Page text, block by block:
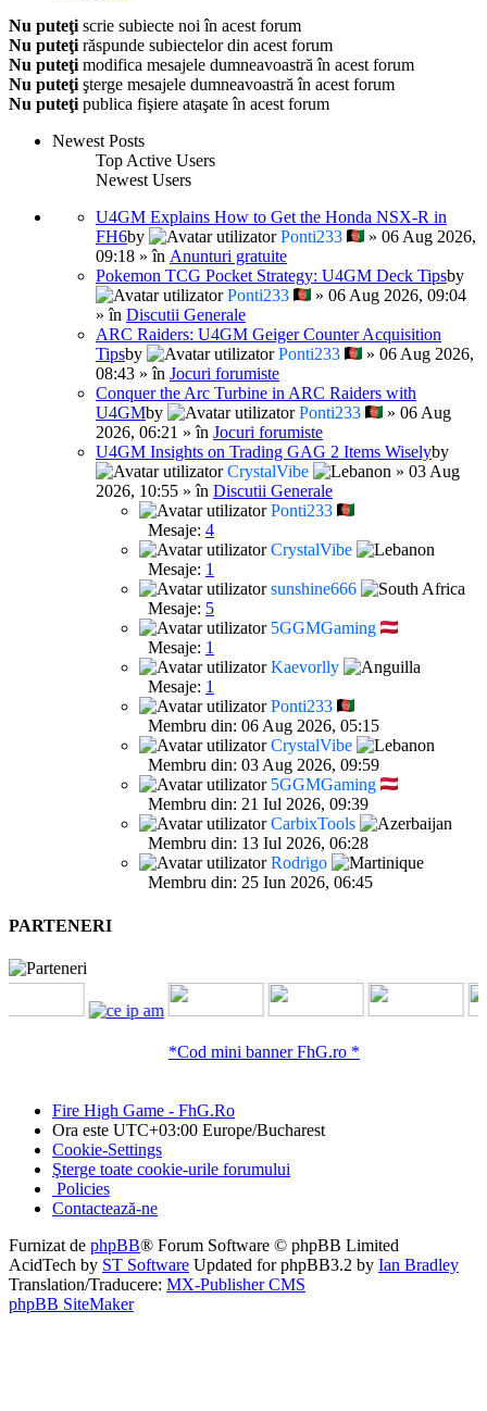
Nu puteţiscrie subiecte noi în acest forum
Nu puteţirăspunde subiectelor din acest forum
Nu puteţimodifica mesajele dumneavoastră în acest forum
Nu puteţişterge mesajele dumneavoastră în acest forum
Nu puteţipublica fişiere ataşate în acest forum
Newest Posts
Top Active Users
Newest Users
U4GM Explains How to Get the Honda NSX-R in
FH6by Ponti233
» 06 Aug 2026,
09:18 » în Anunturi gratuite
Pokemon TCG Pocket Strategy: U4GM Deck Tipsby
Ponti233
» 06 Aug 2026, 09:04
» în Discutii Generale
ARC Raiders: U4GM Geiger Counter Acquisition
Tipsby Ponti233
» 06 Aug 2026,
08:43 » în Jocuri forumiste
Conquer the Arc Turbine in ARC Raiders with
U4GMby Ponti233
» 06 Aug
2026, 06:21 » în Jocuri forumiste
U4GM Insights on Trading GAG 2 Items Wiselyby
CrystalVibe
» 03 Aug
2026, 10:55 » în Discutii Generale
Ponti233
Mesaje: 4
CrystalVibe
Mesaje: 1
sunshine666
Mesaje: 5
5GGMGaming
Mesaje: 1
Kaevorlly
Mesaje: 1
Ponti233
Membru din: 06 Aug 2026, 05:15
CrystalVibe
Membru din: 03 Aug 2026, 09:59
5GGMGaming
Membru din: 21 Iul 2026, 09:39
CarbixTools
Membru din: 13 Iul 2026, 06:28
Rodrigo
Membru din: 25 Iun 2026, 06:45
PARTENERI
*Cod mini banner FhG.ro *
Fire High Game - FhG.Ro
Ora este UTC+03:00 Europe/Bucharest
Cookie-Settings
Şterge toate cookie-urile forumului
Policies
Contactează-ne
Furnizat de phpBB® Forum Software © phpBB Limited
AcidTech by ST Software Updated for phpBB3.2 by Ian Bradley
Translation/Traducere: MX-Publisher CMS
phpBB SiteMaker